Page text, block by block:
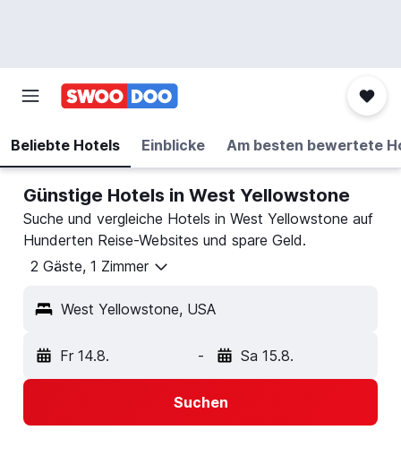
Beliebte Hotels Einblicke Am besten bewertete
Günstige Hotels in West Yellowstone
Suche und vergleiche Hotels in West Yellowstone auf
Hunderten Reise-Websites und spare Geld.
2 Gäste, 1 Zimmer
West Yellowstone, USA
Fr 14.8. - Sa 15.8.
Suchen